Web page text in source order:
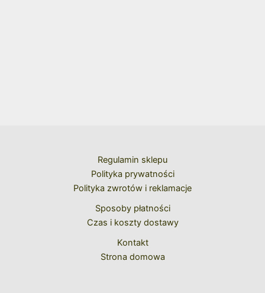
Regulamin sklepu
Polityka prywatności
Polityka zwrotów i reklamacje
Sposoby płatności
Czas i koszty dostawy
Kontakt
Strona domowa